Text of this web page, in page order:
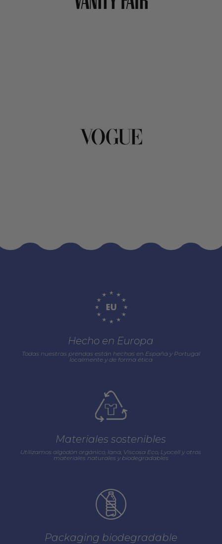
Hecho en Europa
Todas nuestras prendas están hechas en España y Portugal
localmente y de forma ética
Materiales sostenibles
Utilizamos algodón orgánico, lana, Viscosa Eco, Lyocell y otros
materiales naturales y biodegradables
Packaging biodegradable